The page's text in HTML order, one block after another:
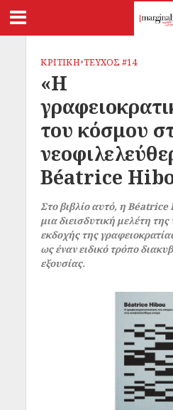
ΚΡΙΤΙΚΗ•ΤΕΥΧΟΣ #14
«Η
του κόσμου
Béatrice
Στο βιβλίο αυτό, η Béatrice
μια διεισδυτική μελέτη
εκδοχής της
ως έναν ειδικό τρόπο
εξουσίας.